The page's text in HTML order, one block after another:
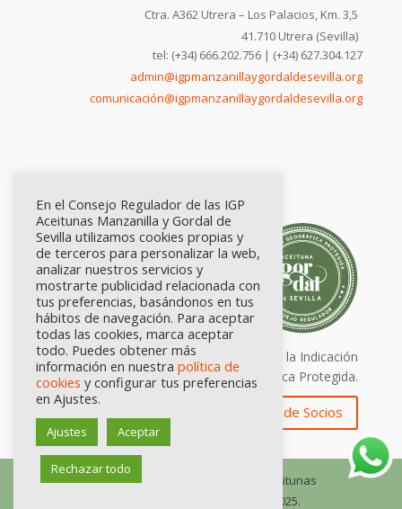
Ctra. A362 Utrera – Los Palacios, Km. 3,5
41.710 Utrera (Sevilla)
tel: (+34) 666.202.756 | (+34) 627.304.127
admin@igpmanzanillaygordaldesevilla.org
comunicación@igpmanzanillaygordaldesevilla.org
Calidad certificada por Origen. Sellos de la Indicación
Geográfica Protegida.
Zona de Socios
© Consejo Regulador de las IGP Aceitunas
Manzanilla y Gordal de Sevilla, 2025.
En el Consejo Regulador de las IGP
Aceitunas Manzanilla y Gordal de
Sevilla utilizamos cookies propias y
de terceros para personalizar la web,
analizar nuestros servicios y
mostrarte publicidad relacionada con
tus preferencias, basándonos en tus
hábitos de navegación. Para aceptar
todas las cookies, marca aceptar
todo. Puedes obtener más
información en nuestra política de
cookies y configurar tus preferencias
en Ajustes.
Ajustes Aceptar
Rechazar todo